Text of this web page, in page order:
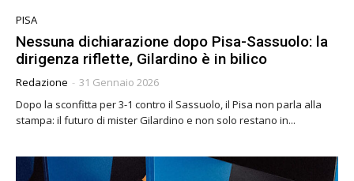
PISA
Nessuna dichiarazione dopo Pisa-Sassuolo: la
dirigenza riflette, Gilardino è in bilico
Redazione - 31 Gennaio 2026
Dopo la sconfitta per 3-1 contro il Sassuolo, il Pisa non parla alla
stampa: il futuro di mister Gilardino e non solo restano in...